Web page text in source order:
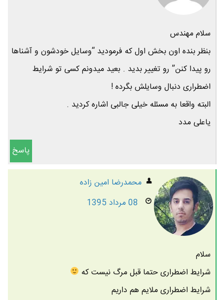
سلام مهندس
بنظر بنده اون بخش اول که فرمودید “وسایل خودشون و آشناها
رو پیدا کنن” رو تغییر بدید . بعید میدونم کسی تو شرایط
اضطراری دنبال وسایلش بگرده !
البته واقعا به مسئله خیلی جالبی اشاره کردید .
یاعلی مدد
پاسخ
محمدرضا امين زاده
08 مرداد 1395
سلام
شرایط اضطراری حتما قبل مرگ نیست که
شرایط اضطراری ملایم هم داریم